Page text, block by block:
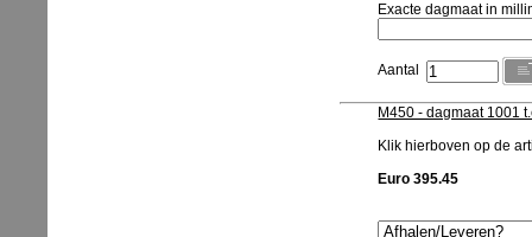
Exacte dagmaat in
Aantal
M450 - dagmaat 1001
Klik hierboven op de
Euro 395.45